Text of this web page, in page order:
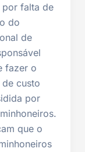
falta de
do
de
fazer o
custo
por
que o